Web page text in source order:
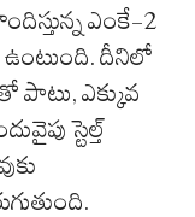
ఎంకే-2
ఉంటుంది. దీనిలో
పాటు, ఎక్కువ
స్టెల్త్‌